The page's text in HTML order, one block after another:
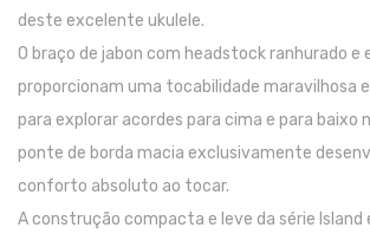
SOPROS
Clarinetes
Trompetes
deste excelente ukulele.
O braço de jabon com headstock ranhurado e
proporcionam uma tocabilidade maravilhosa
para explorar acordes para cima e para baixo
ponte de borda macia exclusivamente
conforto absoluto ao tocar.
A construção compacta e leve da série Island